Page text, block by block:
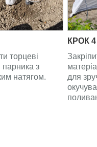
торцеві
парника з
натягом.
КРОК 4
для